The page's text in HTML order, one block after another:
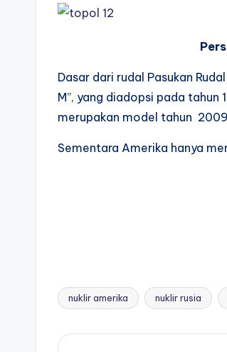
Dasar dari rudal Pasukan
M”, yang diadopsi pada tahun
merupakan model tahun
Sementara Amerika hanya
Tags:
nuklir amerika nuklir rusia